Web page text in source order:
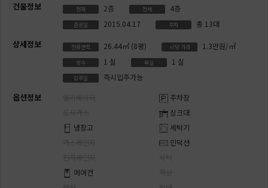
건물정보 현재 2층 전체 4층
준공일 2015.04.17 주차 총 13대
상세정보 전용면적 26.44㎡ (8평) ㎡당 가격 1.3만원/㎡
방수 1 실 욕실 1 실
입주일 즉시입주가능
옵션정보
주차장
싱크대
냉장고
세탁기
인덕션
에어컨